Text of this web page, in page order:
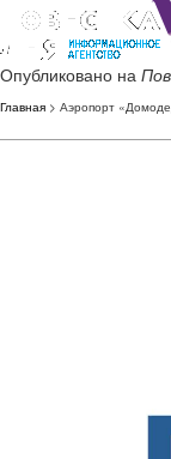
Опубликовано на
Главная > Аэропорт